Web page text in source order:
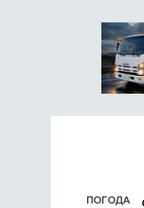
ПОГОДА